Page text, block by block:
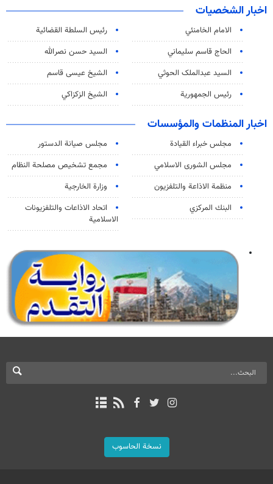
اخبار الشخصيات
الامام الخامنئي
رئیس السلطة القضائیة
الحاج قاسم سليماني
السيد حسن نصرالله
السید عبدالملک الحوثي
الشيخ عيسى قاسم
رئيس الجمهورية
الشيخ الزكزاكي
اخبار المنظمات والمؤسسات
مجلس خبراء القيادة
مجلس صيانة الدستور
مجلس الشورى الاسلامي
مجمع تشخيص مصلحة النظام
منظمة الاذاعة والتلفزیون
وزارة الخارجية
البنك المركزي
اتحاد الاذاعات والتلفزيونات
الاسلامية
نسخة الحاسوب